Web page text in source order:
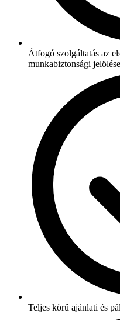
Átfogó szolgáltatás az
munkabiztonsági
Teljes körű ajánlati és